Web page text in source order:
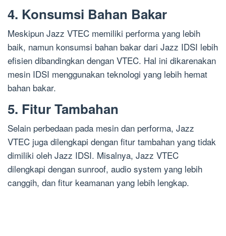
4. Konsumsi Bahan Bakar
Meskipun Jazz VTEC memiliki performa yang lebih
baik, namun konsumsi bahan bakar dari Jazz IDSI lebih
efisien dibandingkan dengan VTEC. Hal ini dikarenakan
mesin IDSI menggunakan teknologi yang lebih hemat
bahan bakar.
5. Fitur Tambahan
Selain perbedaan pada mesin dan performa, Jazz
VTEC juga dilengkapi dengan fitur tambahan yang tidak
dimiliki oleh Jazz IDSI. Misalnya, Jazz VTEC
dilengkapi dengan sunroof, audio system yang lebih
canggih, dan fitur keamanan yang lebih lengkap.